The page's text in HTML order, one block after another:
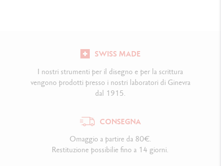
SWISS MADE
I nostri strumenti per il disegno e per la scrittura
vengono prodotti presso i nostri laboratori di Ginevra
dal 1915.
CONSEGNA
Omaggio a partire da 80€.
Restituzione possibilie fino a 14 giorni.